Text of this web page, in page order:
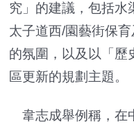
究」的建議，包括水
太子道西/園藝街保
的氛圍，以及以「歷
區更新的規劃主題。
韋志成舉例稱，在